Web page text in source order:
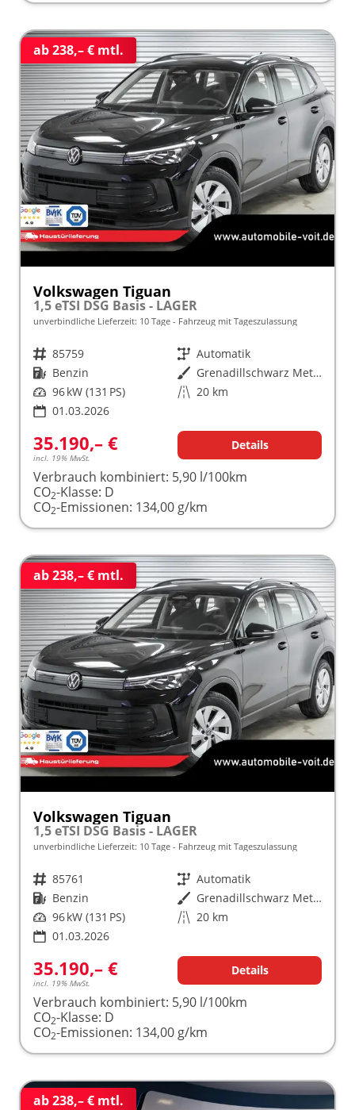
ab 238,– € mtl.
Volkswagen Tiguan
1,5 eTSI DSG Basis - LAGER
unverbindliche Lieferzeit: 10 Tage Fahrzeug mit Tageszulassung
Fahrzeugnr. 85759 Getriebe Automatik
Kraftstoff Benzin Außenfarbe
Grenadillschwarz Metallic (0E)
Leistung 96 kW (131 PS) Kilometerstand 20 km
01.03.2026
35.190,– €
incl. 19% MwSt.
Details
Verbrauch kombiniert: 5,90 l/100km
CO2-Klasse: D
CO2-Emissionen: 134,00 g/km
ab 238,– € mtl.
Volkswagen Tiguan
1,5 eTSI DSG Basis - LAGER
unverbindliche Lieferzeit: 10 Tage Fahrzeug mit Tageszulassung
Fahrzeugnr. 85761 Getriebe Automatik
Kraftstoff Benzin Außenfarbe
Grenadillschwarz Metallic (0E)
Leistung 96 kW (131 PS) Kilometerstand 20 km
01.03.2026
35.190,– €
incl. 19% MwSt.
Details
Verbrauch kombiniert: 5,90 l/100km
CO2-Klasse: D
CO2-Emissionen: 134,00 g/km
ab 238,– € mtl.